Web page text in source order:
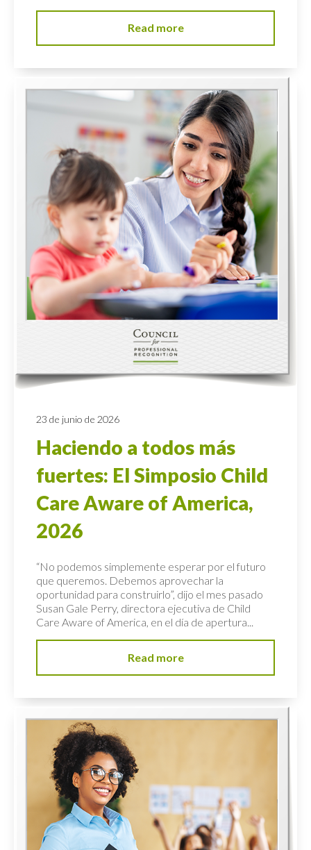
Read more
23 de junio de 2026
Haciendo a todos más
fuertes: El Simposio Child
Care Aware of America,
2026
“No podemos simplemente esperar por el futuro
que queremos. Debemos aprovechar la
oportunidad para construirlo”, dijo el mes pasado
Susan Gale Perry, directora ejecutiva de Child
Care Aware of America, en el día de apertura...
Read more